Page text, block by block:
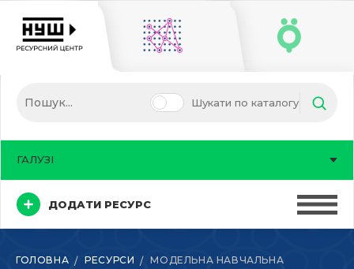
Шукати по каталогу
ДОДАТИ РЕСУРС
ГАЛУЗІ
ГОЛОВНА РЕСУРСИ
МОДЕЛЬНА НАВЧАЛЬНА